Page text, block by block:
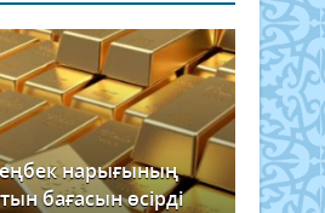
нарығының
бағасын өсірді